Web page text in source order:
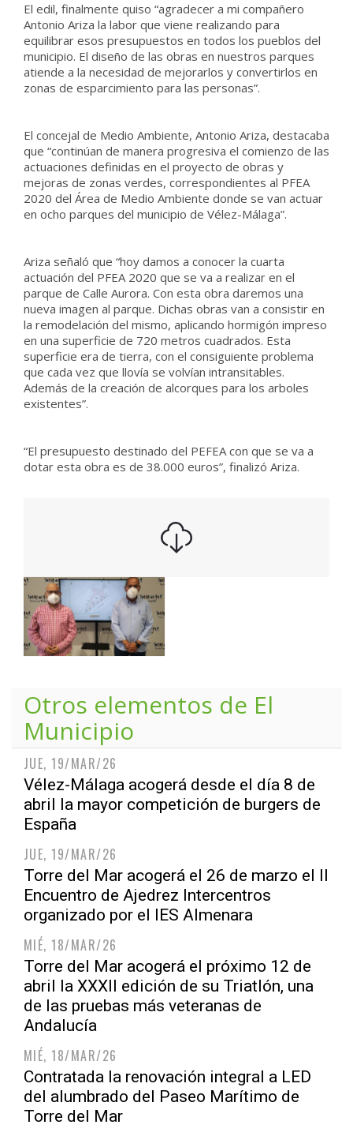
El edil, finalmente quiso “agradecer a mi compañero
Antonio Ariza la labor que viene realizando para
equilibrar esos presupuestos en todos los pueblos del
municipio. El diseño de las obras en nuestros parques
atiende a la necesidad de mejorarlos y convertirlos en
zonas de esparcimiento para las personas”.
El concejal de Medio Ambiente, Antonio Ariza, destacaba
que “continúan de manera progresiva el comienzo de las
actuaciones definidas en el proyecto de obras y
mejoras de zonas verdes, correspondientes al PFEA
2020 del Área de Medio Ambiente donde se van actuar
en ocho parques del municipio de Vélez-Málaga”.
Ariza señaló que “hoy damos a conocer la cuarta
actuación del PFEA 2020 que se va a realizar en el
parque de Calle Aurora. Con esta obra daremos una
nueva imagen al parque. Dichas obras van a consistir en
la remodelación del mismo, aplicando hormigón impreso
en una superficie de 720 metros cuadrados. Esta
superficie era de tierra, con el consiguiente problema
que cada vez que llovía se volvían intransitables.
Además de la creación de alcorques para los arboles
existentes”.
“El presupuesto destinado del PEFEA con que se va a
dotar esta obra es de 38.000 euros”, finalizó Ariza.
Otros elementos de El
Municipio
JUE, 19/MAR/26
Vélez-Málaga acogerá desde el día 8 de
abril la mayor competición de burgers de
España
JUE, 19/MAR/26
Torre del Mar acogerá el 26 de marzo el II
Encuentro de Ajedrez Intercentros
organizado por el IES Almenara
MIÉ, 18/MAR/26
Torre del Mar acogerá el próximo 12 de
abril la XXXII edición de su Triatlón, una
de las pruebas más veteranas de
Andalucía
MIÉ, 18/MAR/26
Contratada la renovación integral a LED
del alumbrado del Paseo Marítimo de
Torre del Mar